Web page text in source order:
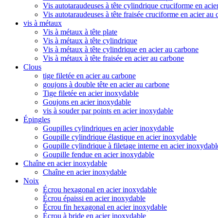
Vis autotaraudeuses à tête cylindrique cruciforme en
Vis autotaraudeuses à tête fraisée cruciforme en acier au
vis à métaux
Vis à métaux à tête plate
Vis à métaux à tête cylindrique
Vis à métaux à tête cylindrique en acier au carbone
Vis à métaux à tête fraisée en acier au carbone
Clous
tige filetée en acier au carbone
goujons à double tête en acier au carbone
Tige filetée en acier inoxydable
Goujons en acier inoxydable
vis à souder par points en acier inoxydable
Épingles
Goupilles cylindriques en acier inoxydable
Goupille cylindrique élastique en acier inoxydable
Goupille cylindrique à filetage interne en acier
Goupille fendue en acier inoxydable
Chaîne en acier inoxydable
Chaîne en acier inoxydable
Noix
Écrou hexagonal en acier inoxydable
Écrou épaissi en acier inoxydable
Écrou fin hexagonal en acier inoxydable
Écrou à bride en acier inoxydable